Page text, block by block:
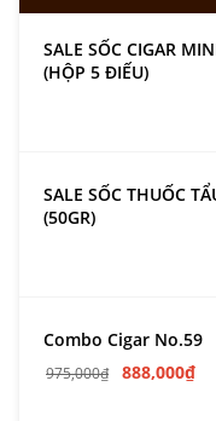
SALE SỐC CIGAR
(HỘP 5 ĐIẾU)
SALE SỐC THUỐC
(50GR)
Combo Cigar No.59
975,000₫ 888,000₫